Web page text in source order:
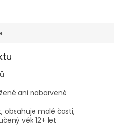
ani nabarvené
obsahuje malé časti,
věk 12+ let